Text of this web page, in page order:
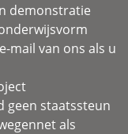
demonstratie
mail van ons als u
geen staatssteun
als